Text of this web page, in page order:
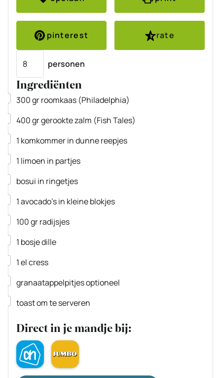
pinterest
rate
personen
Ingrediënten
▢
300grroomkaas (Philadelphia)
▢
400grgerookte zalm (Fish Tales)
▢
1 komkommerin dunne reepjes
▢
1 limoen in partjes
▢
bosui in ringetjes
▢
1avocado’sin kleine blokjes
▢
100grradijsjes
▢
1 bosjedille
▢
1elcress
▢
granaatappelpitjesoptioneel
▢
toast om te serveren
Direct in je mandje bij: